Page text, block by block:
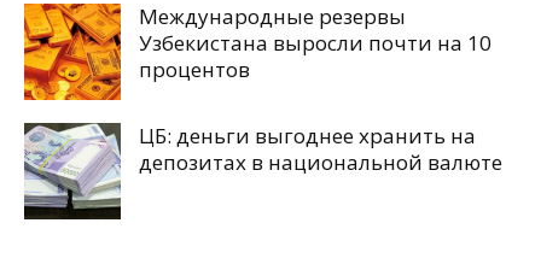
Международные резервы
Узбекистана выросли почти на 10
процентов
ЦБ: деньги выгоднее хранить на
депозитах в национальной валюте